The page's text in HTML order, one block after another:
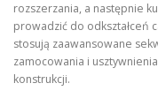
rozszerzania, a następnie
prowadzić do odkształceń
stosują zaawansowane
zamocowania i
konstrukcji.